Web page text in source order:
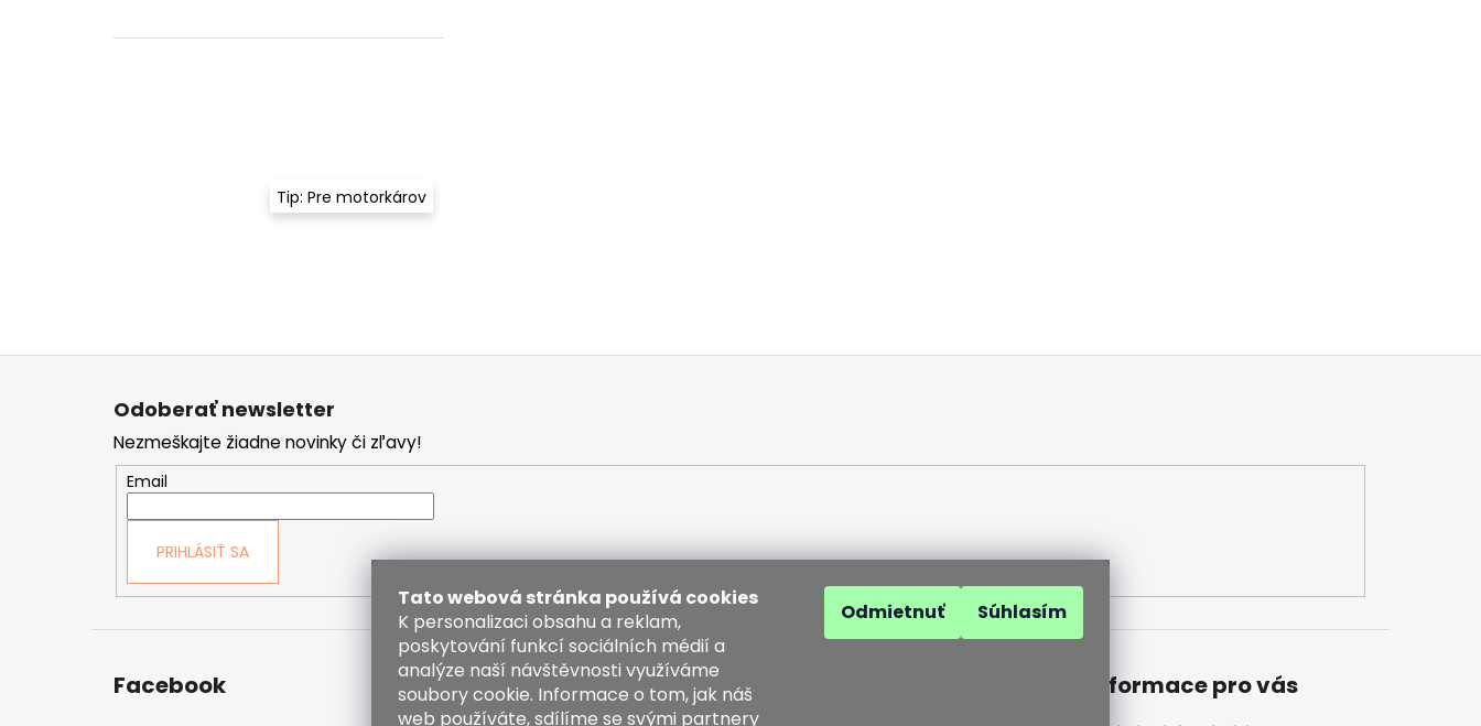
Tato webová stránka používá cookies
K personalizaci obsahu a reklam,
poskytování funkcí sociálních médií a
analýze naší návštěvnosti využíváme
soubory cookie. Informace o tom, jak náš
web používáte, sdílíme se svými partnery
Odmietnuť Súhlasím
Tip: Pre motorkárov
Odoberať newsletter
Nezmeškajte žiadne novinky či zľavy!
Email
PRIHLÁSIŤ SA
Facebook Kontakt Informace pro vás